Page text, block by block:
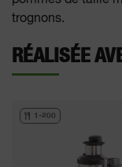
trognons.
RÉALISÉE
1-200